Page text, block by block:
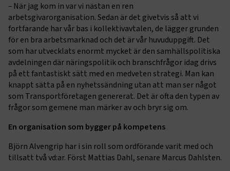
– När jag kom in var vi nästan en ren
arbetsgivarorganisation. Sedan är det givetvis så att vi
fortfarande har vår bas i kollektivavtalen, de lägger grunden
för en bra arbetsmarknad och det är vår huvuduppgift. Det
som har utvecklats enormt mycket är den samhällspolitiska
avdelningen där näringspolitik och branschfrågor idag drivs
på ett fantastiskt sätt med en medveten strategi. Man kan
knappt sätta på en nyhetssändning utan att man ser något
som Transportföretagen genererat. Det är ofta den typen av
frågor som gemene man märker av och bryr sig om.
En organisation som bygger på kompetens
Björn Alvengrip har i sin roll som ordförande varit med och
tillsatt två vd:ar. Först Mattias Dahl, senare Marcus Dahlsten.